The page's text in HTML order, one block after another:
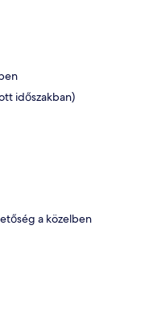
időszakban)
a közelben